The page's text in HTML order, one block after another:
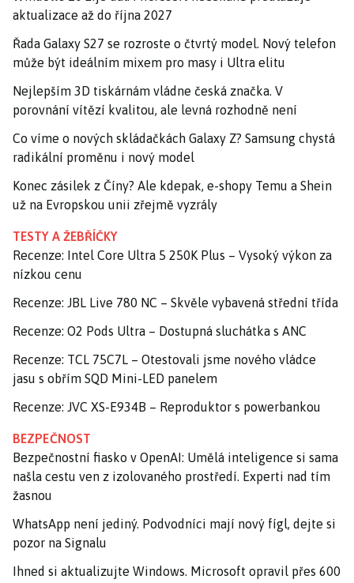
aktualizace až do října 2027
Řada Galaxy S27 se rozroste o čtvrtý model. Nový telefon
může být ideálním mixem pro masy i Ultra elitu
Nejlepším 3D tiskárnám vládne česká značka. V
porovnání vítězí kvalitou, ale levná rozhodně není
Co víme o nových skládačkách Galaxy Z? Samsung chystá
radikální proměnu i nový model
Konec zásilek z Číny? Ale kdepak, e-shopy Temu a Shein
už na Evropskou unii zřejmě vyzrály
TESTY A ŽEBŘÍČKY
Recenze: Intel Core Ultra 5 250K Plus – Vysoký výkon za
nízkou cenu
Recenze: JBL Live 780 NC – Skvěle vybavená střední třída
Recenze: O2 Pods Ultra – Dostupná sluchátka s ANC
Recenze: TCL 75C7L – Otestovali jsme nového vládce
jasu s obřím SQD Mini-LED panelem
Recenze: JVC XS-E934B – Reproduktor s powerbankou
BEZPEČNOST
Bezpečnostní fiasko v OpenAI: Umělá inteligence si sama
našla cestu ven z izolovaného prostředí. Experti nad tím
žasnou
WhatsApp není jediný. Podvodníci mají nový fígl, dejte si
pozor na Signalu
Ihned si aktualizujte Windows. Microsoft opravil přes 600